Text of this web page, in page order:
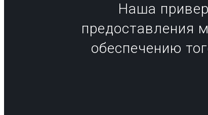
Наша
предоставления
обеспечению